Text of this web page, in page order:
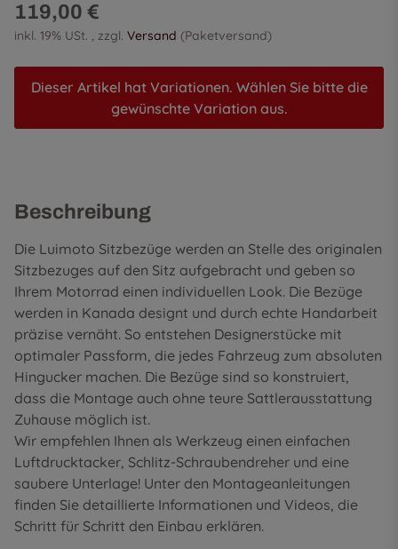
119,00 €
inkl. 19% USt. , zzgl. Versand (Paketversand)
Dieser Artikel hat Variationen. Wählen Sie bitte die
gewünschte Variation aus.
Beschreibung
Die Luimoto Sitzbezüge werden an Stelle des originalen
Sitzbezuges auf den Sitz aufgebracht und geben so
Ihrem Motorrad einen individuellen Look. Die Bezüge
werden in Kanada designt und durch echte Handarbeit
präzise vernäht. So entstehen Designerstücke mit
optimaler Passform, die jedes Fahrzeug zum absoluten
Hingucker machen. Die Bezüge sind so konstruiert,
dass die Montage auch ohne teure Sattlerausstattung
Zuhause möglich ist.
Wir empfehlen Ihnen als Werkzeug einen einfachen
Luftdrucktacker, Schlitz-Schraubendreher und eine
saubere Unterlage! Unter den Montageanleitungen
finden Sie detaillierte Informationen und Videos, die
Schritt für Schritt den Einbau erklären.